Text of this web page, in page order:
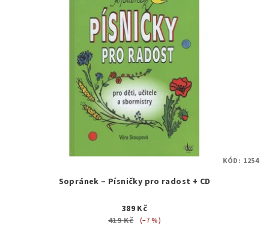
Sopránek – Písničky pro radost + CD
389 Kč
419 Kč
(–7 %)
KÓD: 1254